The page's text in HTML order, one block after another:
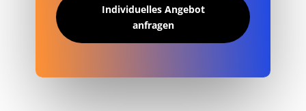
Individuelles Angebot
anfragen